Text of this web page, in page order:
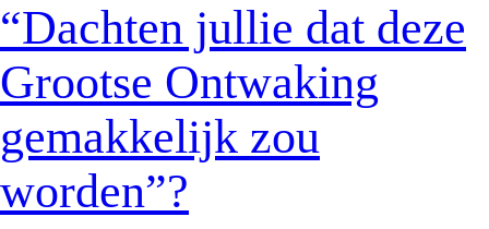
“Dachten jullie dat deze
Grootse Ontwaking
gemakkelijk zou
worden”?